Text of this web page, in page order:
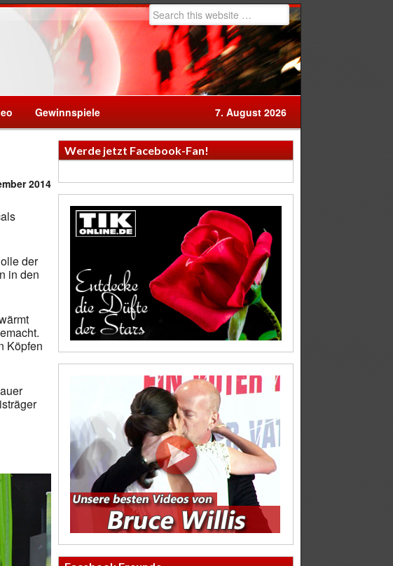
Gewinnspiele 7. August 2026
2014
der
in den
Köpfen
Werde jetzt Facebook-Fan!